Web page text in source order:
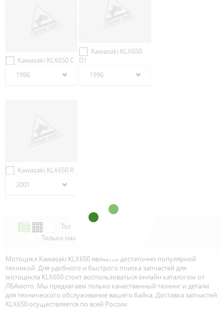
Kawasaki KLX650 C
1996
Kawasaki KLX650
D1
1996
Kawasaki KLX650 R
2001
Только в наличии
Только наличие м.Аэропорт
Мотоцикл Kawasaki KLX650 является достаточно популярной
техникой. Для удобного и быстрого поиска запчастей для
мотоцикла KLX650 стоит воспользоваться онлайн каталогом от
ЛБАмото. Мы предлагаем только качественный тюнинг и детали
для технического обслуживание вашего байка. Доставка запчастей
KLX650 осуществляется по всей Росcии.